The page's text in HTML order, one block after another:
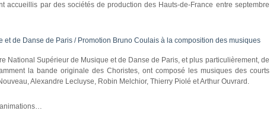
par des sociétés de production des Hauts-de-France entre septembre
de Danse de Paris / Promotion Bruno Coulais à la composition des musiques
National Supérieur de Musique et de Danse de Paris, et plus particulièrement, de
la bande originale des Choristes, ont composé les musiques des courts
Alexandre Lecluyse, Robin Melchior, Thierry Piolé et Arthur Ouvrard.